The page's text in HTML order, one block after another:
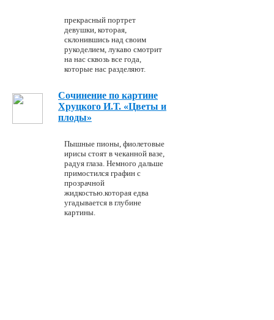
прекрасный портрет
девушки, которая,
склонившись над своим
рукоделием, лукаво смотрит
на нас сквозь все года,
которые нас разделяют.
Сочинение по картине
Хруцкого И.Т. «Цветы и
плоды»
Пышные пионы, фиолетовые
ирисы стоят в чеканной вазе,
радуя глаза. Немного дальше
примостился графин с
прозрачной
жидкостью.которая едва
угадывается в глубине
картины.